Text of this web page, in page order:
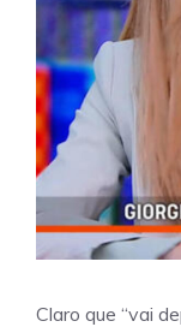
Claro que “vai